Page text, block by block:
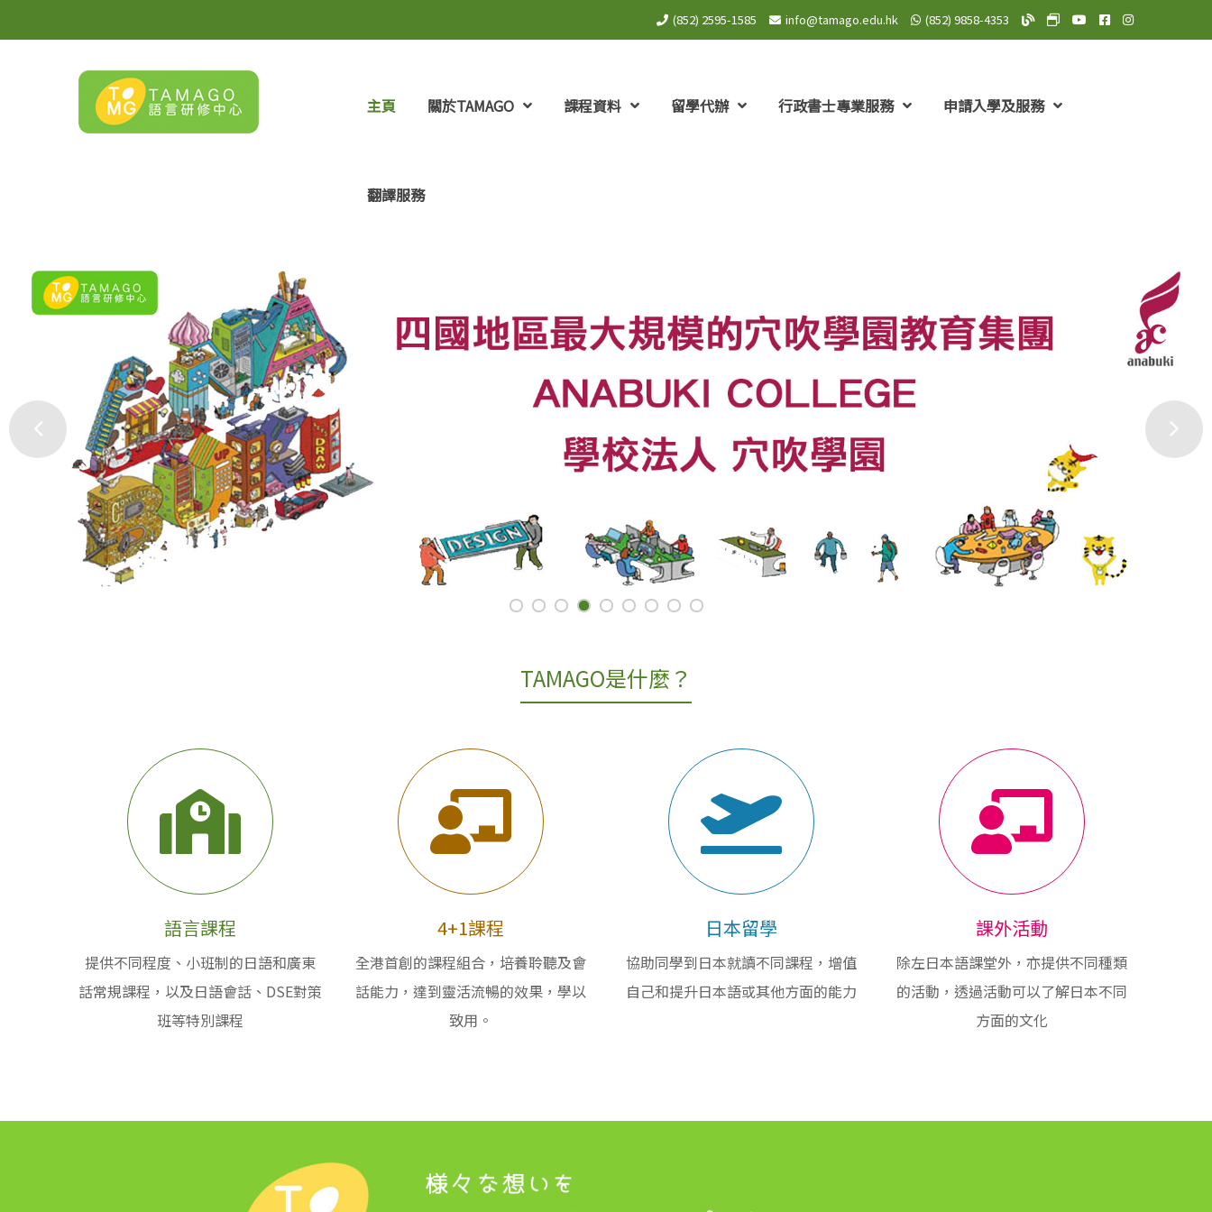
(852) 2595-1585 info@tamago.edu.hk (852) 9858-4353 TAMAGO Blog
TAMAGO MeWe 專頁:
TAMAGO YouTube 頻道
TAMAGOTAMAGO
主頁 關於TAMAGO 課程資料 留學代辦 行政書士專業服務 申請入學及服務
翻譯服務
TAMAGO是什麼？
語言課程
提供不同程度、小班制的日語和廣東
話常規課程，以及日語會話、DSE對策
班等特別課程
4+1課程
全港首創的課程組合，培養聆聽及會
話能力，達到靈活流暢的效果，學以
致用。
日本留學
協助同學到日本就讀不同課程，增值
自己和提升日本語或其他方面的能力
課外活動
除左日本語課堂外，亦提供不同種類
的活動，透過活動可以了解日本不同
方面的文化